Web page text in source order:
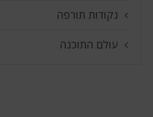
נקודות תורפה
עולם התוכנה